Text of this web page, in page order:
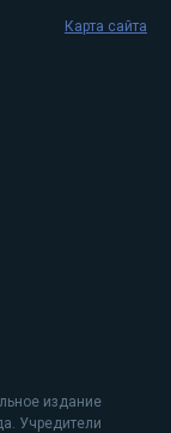
издание
Учредители
Карта сайта